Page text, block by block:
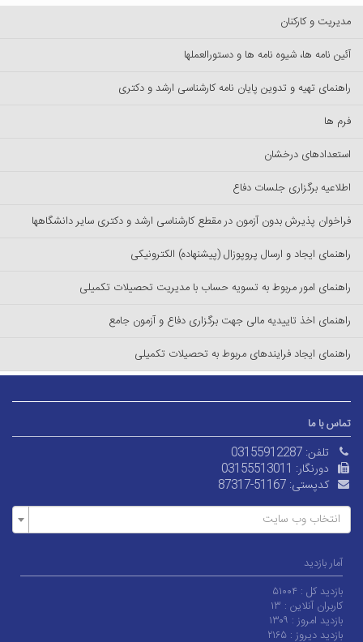
مدیریت و کارکنان
آئین نامه ها، شیوه نامه ها و دستورالعملها
راهنمای تهیه و تدوین پایان نامه کارشناسی ارشد و دکتری
فرم ها
استعدادهای درخشان
اطلاعیه برگزاری جلسات دفاع
فراخوان پذیرش بدون آزمون در مقطع کارشناسی ارشد و دکتری سایر دانشگاهها
راهنمای ایجاد و ارسال پروپوزال (پیشنهاده) الکترونیکی
راهنمای امور مربوط به تسویه حساب با مدیریت تحصیلات تکمیلی
راهنمای اخذ تاییدیه مالی جهت برگزاری دفاع و آزمون جامع
راهنمای ایجاد فرایندهای مربوط به تحصیلات تکمیلی
تماس با ما
تلفن: 03155912287
دورنگار: 03155513011
کدپستی: 87317-51167
انتخاب وب سایت
آمار بازدید
بازدید کل : ۵۱۰۰۴
کاربران آنلاین : ۱۳
بازدید امروز : ۱۳۰۹
بازدید دیروز : ۲۱۶۵